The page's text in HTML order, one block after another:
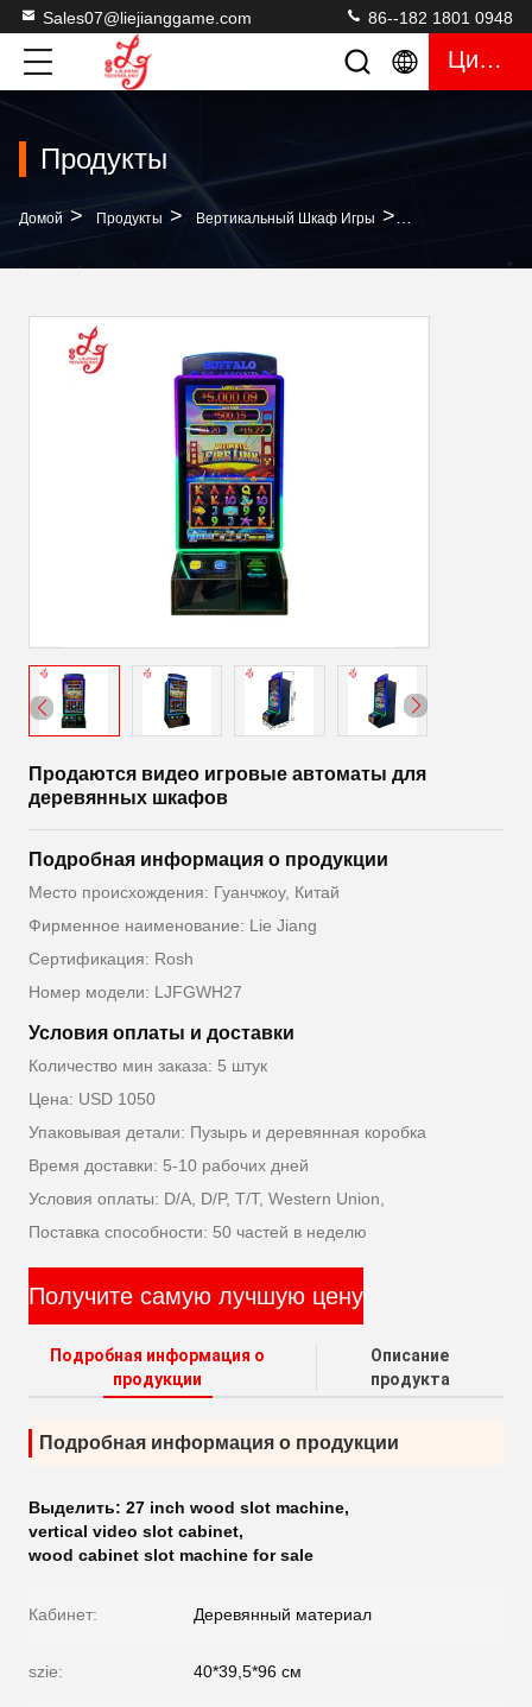
Sales07@liejianggame.com 86--182 1801 0948
Цитата
Продукты
Домой > Продукты > Вертикальный Шкаф Игры >
Продаются видео игровые автоматы для
деревянных шкафов
Подробная информация о продукции
Место происхождения: Гуанчжоу, Китай
Фирменное наименование: Lie Jiang
Сертификация: Rosh
Номер модели: LJFGWH27
Условия оплаты и доставки
Количество мин заказа: 5 штук
Цена: USD 1050
Упаковывая детали: Пузырь и деревянная коробка
Время доставки: 5-10 рабочих дней
Условия оплаты: D/A, D/P, T/T, Western Union,
Поставка способности: 50 частей в неделю
Получите самую лучшую цену
Подробная информация о
продукции
Описание
продукта
Подробная информация о продукции
Выделить: 27 inch wood slot machine,
vertical video slot cabinet,
wood cabinet slot machine for sale
Кабинет: Деревянный материал
szie: 40*39,5*96 см